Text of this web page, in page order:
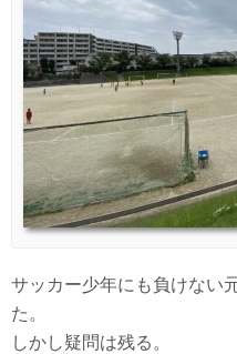
サッカー少年にも負けない
た。
しかし疑問は残る。